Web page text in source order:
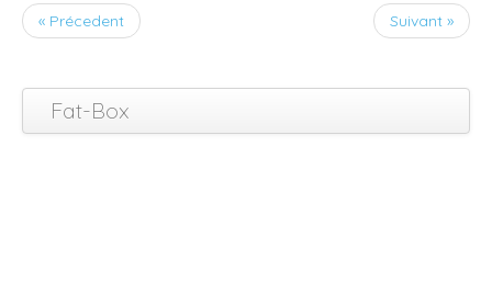
« Précedent Suivant »
Fat-Box